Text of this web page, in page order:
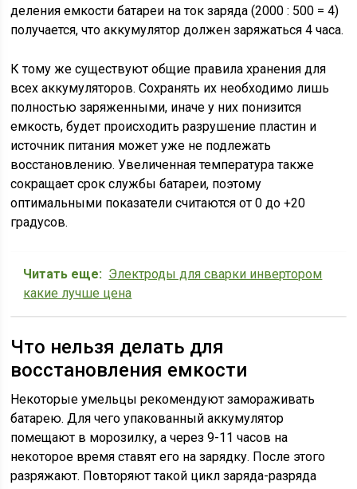
деления емкости батареи на ток заряда (2000 : 500 = 4)
получается, что аккумулятор должен заряжаться 4 часа.
К тому же существуют общие правила хранения для
всех аккумуляторов. Сохранять их необходимо лишь
полностью заряженными, иначе у них понизится
емкость, будет происходить разрушение пластин и
источник питания может уже не подлежать
восстановлению. Увеличенная температура также
сокращает срок службы батареи, поэтому
оптимальными показатели считаются от 0 до +20
градусов.
Читать еще: Электроды для сварки инвертором
какие лучше цена
Что нельзя делать для
восстановления емкости
Некоторые умельцы рекомендуют замораживать
батарею. Для чего упакованный аккумулятор
помещают в морозилку, а через 9-11 часов на
некоторое время ставят его на зарядку. После этого
разряжают. Повторяют такой цикл заряда-разряда